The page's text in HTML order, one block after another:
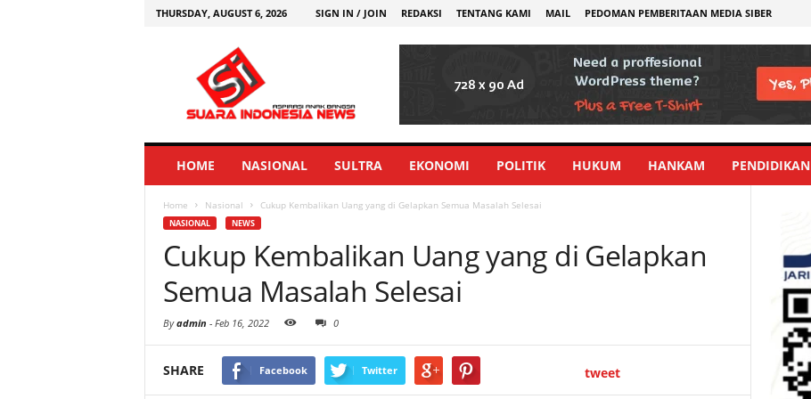
THURSDAY, AUGUST 6, 2026 SIGN IN / JOIN REDAKSI TENTANG KAMI MAIL PEDOMAN PEMBERITAAN MEDIA SIBER
HOME NASIONAL SULTRA EKONOMI POLITIK HUKUM HANKAM PENDIDIKAN
Home Nasional Cukup Kembalikan Uang yang di Gelapkan Semua Masalah Selesai
NASIONAL NEWS
Cukup Kembalikan Uang yang di Gelapkan
Semua Masalah Selesai
Byadmin - Feb 16, 2022 0
SHARE Facebook Twitter tweet